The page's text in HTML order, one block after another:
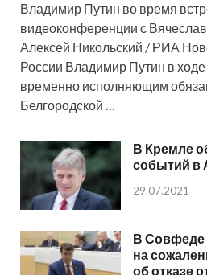
Владимир Путин во время
видеоконференции с
Алексей Никольский / РИА
России Владимир Путин в ходе
временно исполняющим
Белгородской …
В Кремле
событий в
29.07.2021
В Совфеде
на
об отказе